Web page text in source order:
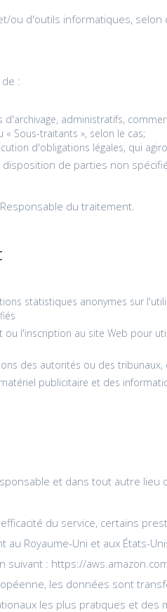
d'outils informatiques,
:
administratifs,
Sous-traitants », selon le cas;
d'obligations légales, qui
de parties non
du traitement.
statistiques anonymes sur
l'inscription au site Web pour
des autorités ou des tribunaux,
publicitaire et des
et dans tout autre
du service, certains
Royaume-Uni et aux États-
: https://
les données sont
les plus pratiques et des